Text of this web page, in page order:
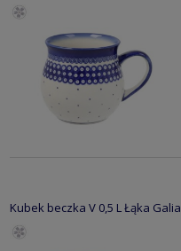
Kubek beczka V 0,5 L Łąka Galia